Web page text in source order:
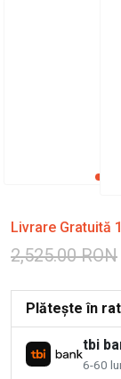
Livrare Gratuită
2,525.00 RON
Plătește în
tbi
6-60